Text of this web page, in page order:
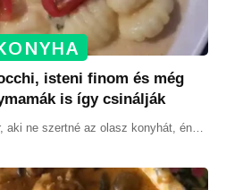
isteni finom és még
is így csinálják
aki ne szertné az olasz konyhát, én…